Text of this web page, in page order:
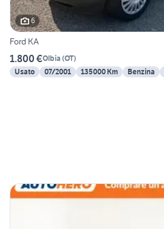
6
Ford KA
1.800 €Olbia (OT)
Usato
07/2001 135000 Km Benzina